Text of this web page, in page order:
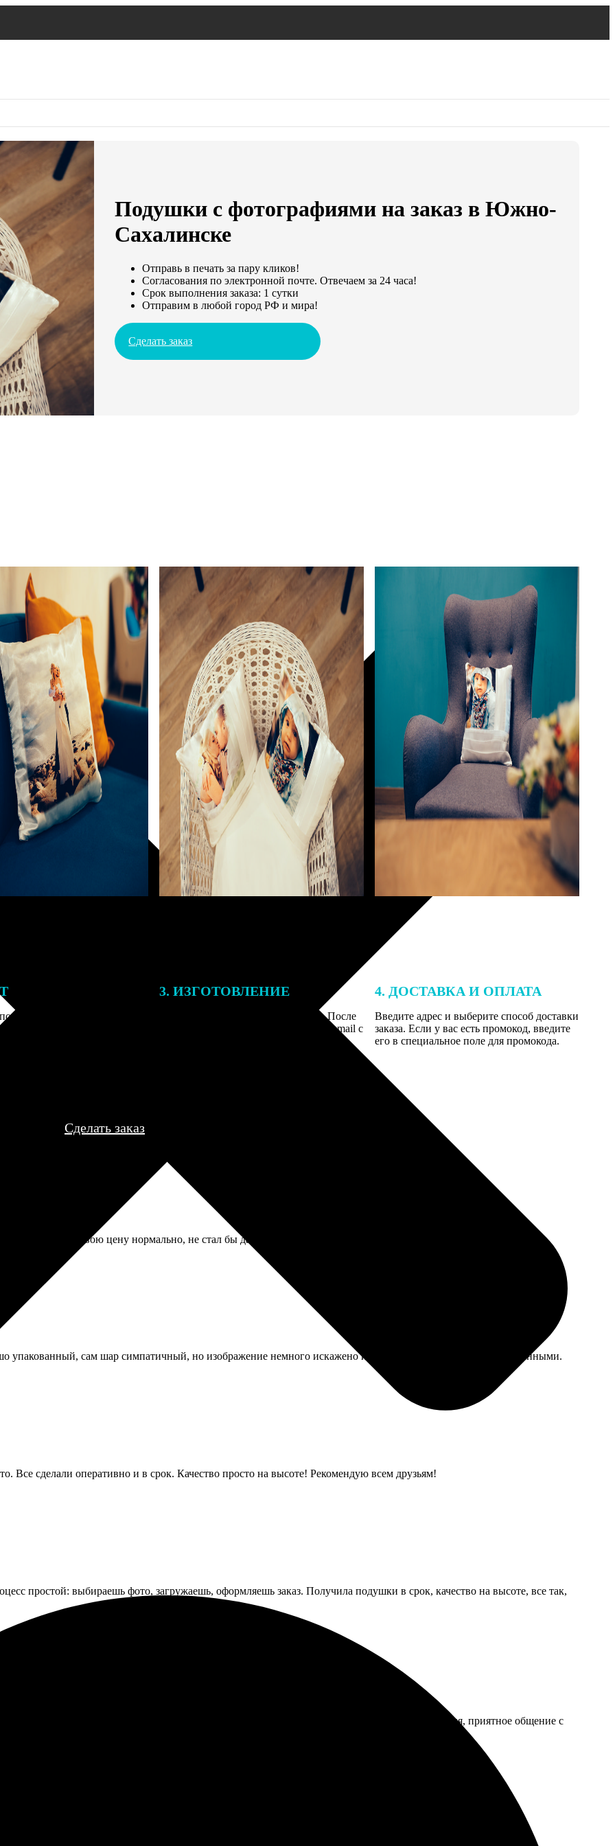
Подушки с фотографиями на заказ в Южно-
Сахалинске
Отправь в печать за пару кликов!
Согласования по электронной почте. Отвечаем за 24 часа!
Срок выполнения заказа: 1 сутки
Отправим в любой город РФ и мира!
Сделать заказ
заказа к печати
могут связаться с Вами
телефону или email для
деталей.
3. ИЗГОТОВЛЕНИЕ
Оплатите заказ банковской картой. После
оплаты получите подтверждение на email с
описанием заказа. Когда отправим заказ
4. ДОСТАВКА И ОПЛАТА
Введите адрес и выберите способ доставки
заказа. Если у вас есть промокод, введите
его в специальное поле для промокода.
Сделать заказ
дешево, но за свою цену нормально, не стал бы дарить начальству.
упакованный, сам шар симпатичный, но изображение немного искажено из-за формы, носы получились длинными.
Все сделали оперативно и в срок. Качество просто на высоте! Рекомендую всем друзьям!
простой: выбираешь фото, загружаешь, оформляешь заказ. Получила подушки в срок, качество на высоте, все так,
подушки с фотографиями, всё прошло быстро и без проблем. Простой процесс оформления, приятное общение с
действительно на высоте!